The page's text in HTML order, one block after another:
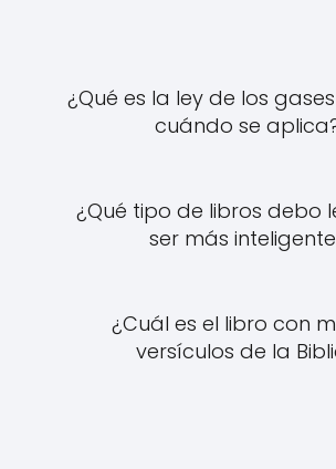
¿Qué es la ley de los
cuándo se
¿Qué tipo de libros debo
ser más
¿Cuál es el libro con
versículos de la